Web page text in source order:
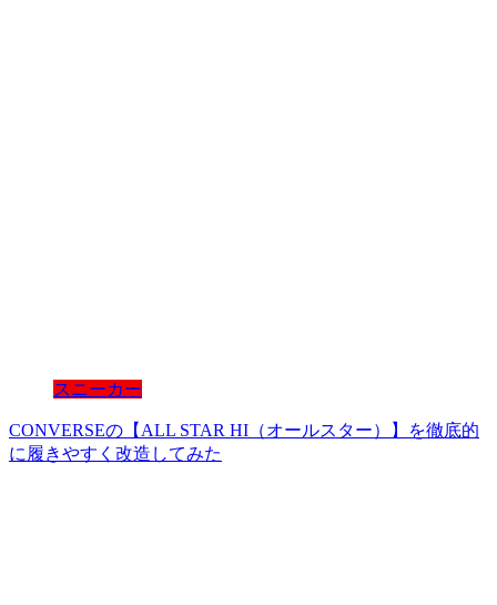
スニーカー
CONVERSEの【ALL STAR HI（オールスター）】を徹底的
に履きやすく改造してみた